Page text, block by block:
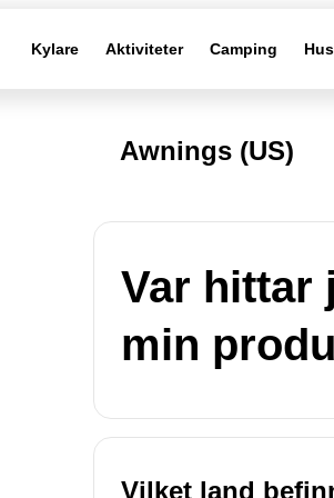
Kylare Aktiviteter Camping
Awnings (US)
Var hittar
min
Vilket land